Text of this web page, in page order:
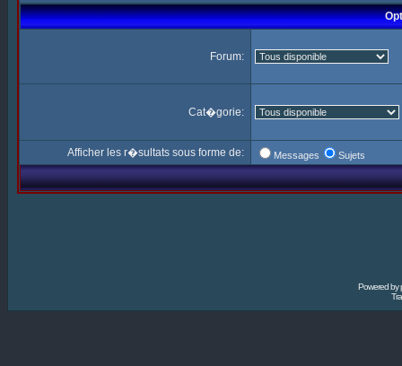
Forum:
Cat�gorie:
Afficher les r�sultats sous forme de: Messages Sujets
Powered by